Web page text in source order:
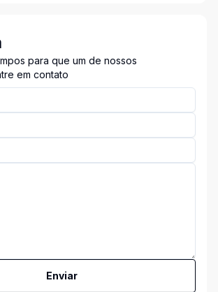
para que um de nossos
em contato
Enviar